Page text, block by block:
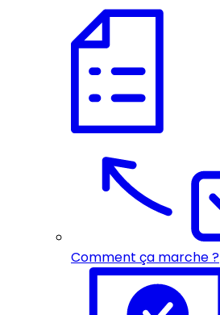
Comment ça marche ?